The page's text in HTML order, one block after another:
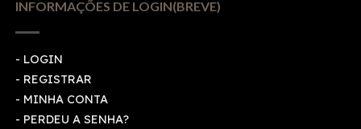
INFORMAÇÕES DE LOGIN(BREVE)
- LOGIN
- REGISTRAR
- MINHA CONTA
- PERDEU A SENHA?